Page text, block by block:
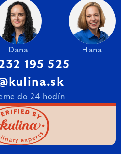
Dana Hana
195 525
do 24 hodín